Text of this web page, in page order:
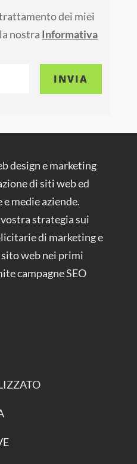
dei miei
nostra Informativa
INVIA
design e marketing
di siti web ed
medie aziende.
strategia sui
di marketing e
web nei primi
campagne SEO